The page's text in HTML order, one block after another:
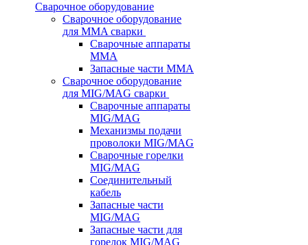
Сварочное оборудование
Сварочное оборудование
для MMA сварки
Сварочные аппараты
MMA
Запасные части MMA
Сварочное оборудование
для MIG/MAG сварки
Сварочные аппараты
MIG/MAG
Механизмы подачи
проволоки MIG/MAG
Сварочные горелки
MIG/MAG
Соединительный
кабель
Запасные части
MIG/MAG
Запасные части для
горелок MIG/MAG